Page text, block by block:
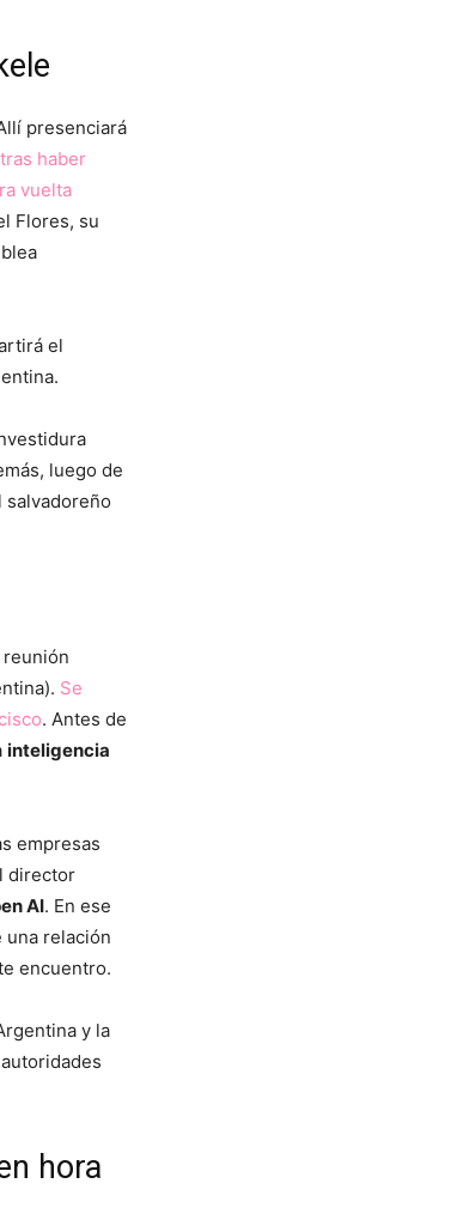
presenciará
tras haber
vuelta
Flores, su
el
luego de
salvadoreño
reunión
Se
. Antes de
inteligencia
empresas
director
AI. En ese
una relación
encuentro.
y la
hora